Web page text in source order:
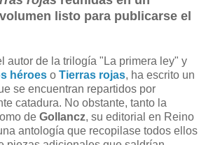
listo para publicarse el
autor de la trilogía "La primera ley" y
héroes o Tierras rojas, ha escrito un
se encuentran repartidos por
catadura. No obstante, tanto la
de Gollancz, su editorial en Reino
antología que recopilase todos ellos